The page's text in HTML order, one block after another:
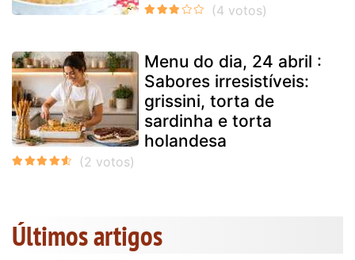
Menu do dia, 24 abril :
Sabores irresistíveis:
grissini, torta de
sardinha e torta
holandesa
Últimos artigos